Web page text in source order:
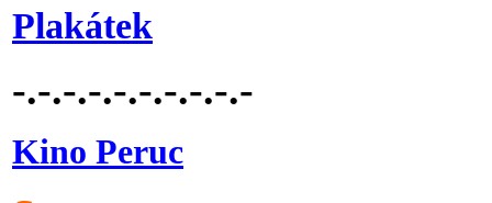
Plakátek
-.-.-.-.-.-.-.-.-.-
Kino Peruc